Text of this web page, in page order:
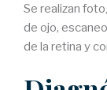
Se realizan
de ojo,
de la retina y